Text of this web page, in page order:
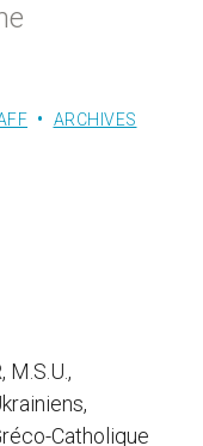
ARCHIVES
M.S.U.,
Catholique